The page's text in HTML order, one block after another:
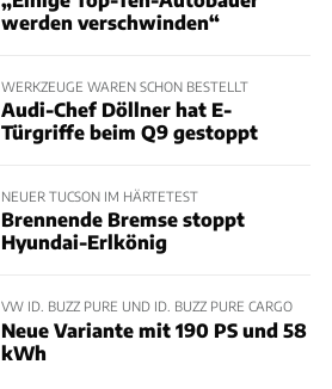
werden verschwinden“
WERKZEUGE WAREN SCHON BESTELLT
Audi-Chef Döllner hat E-
Türgriffe beim Q9 gestoppt
NEUER TUCSON IM HÄRTETEST
Brennende Bremse stoppt
Hyundai-Erlkönig
VW ID. BUZZ PURE UND ID. BUZZ PURE CARGO
Neue Variante mit 190 PS und 58
kWh